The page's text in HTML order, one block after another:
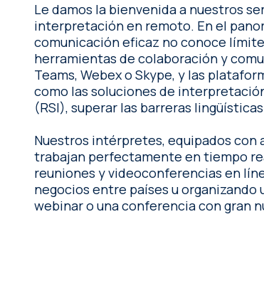
Le damos la bienvenida a nuestros
interpretación en remoto. En el panorama global actual, la
comunicación eficaz no conoce límites. Con el auge de
herramientas de colaboración y
Teams, Webex o Skype, y las
como las soluciones de
(RSI), superar las barreras
Nuestros intérpretes, equipados con
trabajan perfectamente en tiempo
reuniones y videoconferencias en línea. Tanto si está
negocios entre países u
webinar o una conferencia con gran